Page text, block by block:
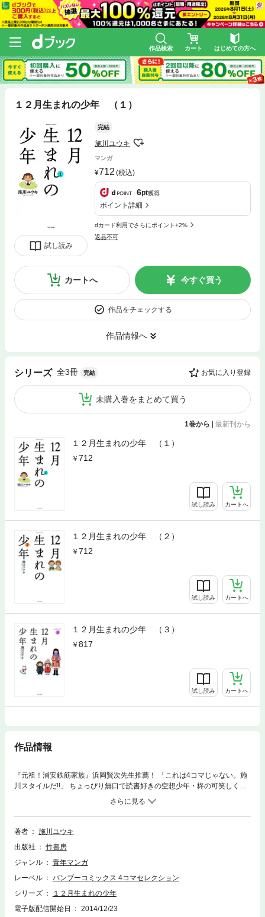
作品検索 カート はじめての方へ
１２月生まれの少年 （１）
試し読み
完結
施川ユウキ
マンガ
712 (税込)
6pt獲得
ポイント詳細
dカード利用でさらにポイント+2%
返品不可
カートへ 今すぐ買う
作品をチェックする
作品情報へ
シリーズ 全3冊 完結 お気に入り登録
未購入巻をまとめて買う
1巻から | 最新刊から
１２月生まれの少年 （１）
712
試し読み カートへ
１２月生まれの少年 （２）
712
試し読み カートへ
１２月生まれの少年 （３）
817
試し読み カートへ
作品情報
『元祖！浦安鉄筋家族』浜岡賢次先生推薦！ 「これは4コマじゃない。施
川スタイルだ!!」 ちょっぴり無口で読書好きの空想少年・柊の可笑しくて
著者
施川ユウキ
出版社
竹書房
ジャンル
青年マンガ
レーベル
バンブーコミックス 4コマセレクション
シリーズ
１２月生まれの少年
電子版配信開始日
2014/12/23